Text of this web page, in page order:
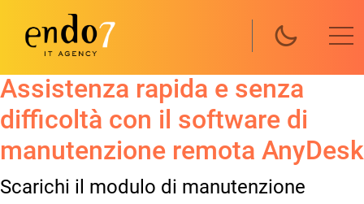
Assistenza rapida e senza
difficoltà con il software di
manutenzione remota AnyDesk
Scarichi il modulo di manutenzione